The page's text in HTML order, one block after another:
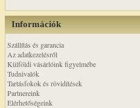
Információk
Szállítás és garancia
Az adatkezelésről
Külföldi vásárlóink figyelmébe
Tudnivalók
Tartásfokok és rövidítések
Partnereink
Elérhetőségeink